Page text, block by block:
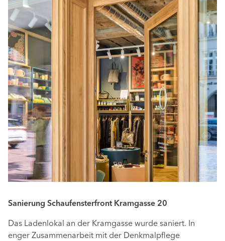
Sanierung Schaufensterfront Kramgasse 20
Das Ladenlokal an der Kramgasse wurde saniert. In
enger Zusammenarbeit mit der Denkmalpflege